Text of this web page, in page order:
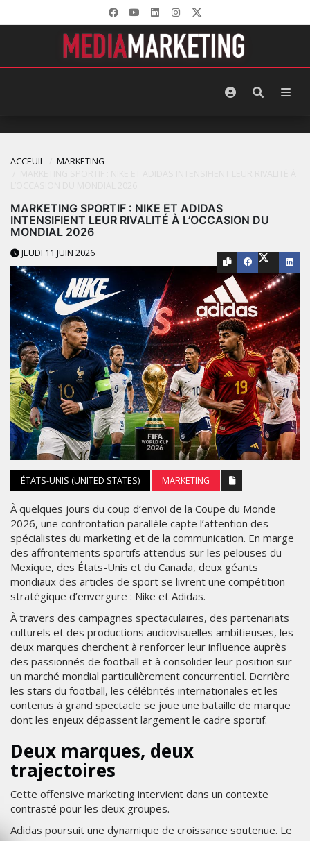
ACCEUIL
MARKETING
MARKETING SPORTIF : NIKE ET ADIDAS
INTENSIFIENT LEUR RIVALITÉ À L’OCCASION DU
MONDIAL 2026
JEUDI 11 JUIN 2026
ÉTATS-UNIS (UNITED STATES) MARKETING
À quelques jours du coup d’envoi de la Coupe du Monde
2026, une confrontation parallèle capte l’attention des
spécialistes du marketing et de la communication. En marge
des affrontements sportifs attendus sur les pelouses du
Mexique, des États-Unis et du Canada, deux géants
mondiaux des articles de sport se livrent une compétition
stratégique d’envergure : Nike et Adidas.
À travers des campagnes spectaculaires, des partenariats
culturels et des productions audiovisuelles ambitieuses, les
deux marques cherchent à renforcer leur influence auprès
des passionnés de football et à consolider leur position sur
un marché mondial particulièrement concurrentiel. Derrière
les stars du football, les célébrités internationales et les
contenus à grand spectacle se joue une bataille de marque
dont les enjeux dépassent largement le cadre sportif.
Deux marques, deux
trajectoires
Cette offensive marketing intervient dans un contexte
contrasté pour les deux groupes.
Adidas poursuit une dynamique de croissance soutenue. Le